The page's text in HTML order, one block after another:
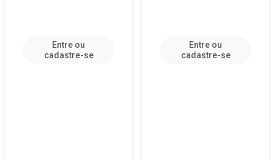
Entre ou
cadastre-se
Entre ou
cadastre-se